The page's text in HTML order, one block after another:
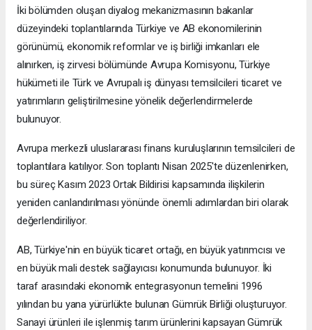
İki bölümden oluşan diyalog mekanizmasının bakanlar
düzeyindeki toplantılarında Türkiye ve AB ekonomilerinin
görünümü, ekonomik reformlar ve iş birliği imkanları ele
alınırken, iş zirvesi bölümünde Avrupa Komisyonu, Türkiye
hükümeti ile Türk ve Avrupalı iş dünyası temsilcileri ticaret ve
yatırımların geliştirilmesine yönelik değerlendirmelerde
bulunuyor.
Avrupa merkezli uluslararası finans kuruluşlarının temsilcileri de
toplantılara katılıyor. Son toplantı Nisan 2025'te düzenlenirken,
bu süreç Kasım 2023 Ortak Bildirisi kapsamında ilişkilerin
yeniden canlandırılması yönünde önemli adımlardan biri olarak
değerlendiriliyor.
AB, Türkiye'nin en büyük ticaret ortağı, en büyük yatırımcısı ve
en büyük mali destek sağlayıcısı konumunda bulunuyor. İki
taraf arasındaki ekonomik entegrasyonun temelini 1996
yılından bu yana yürürlükte bulunan Gümrük Birliği oluşturuyor.
Sanayi ürünleri ile işlenmiş tarım ürünlerini kapsayan Gümrük